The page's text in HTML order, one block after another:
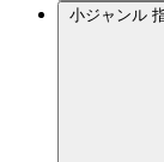
小ジャンル